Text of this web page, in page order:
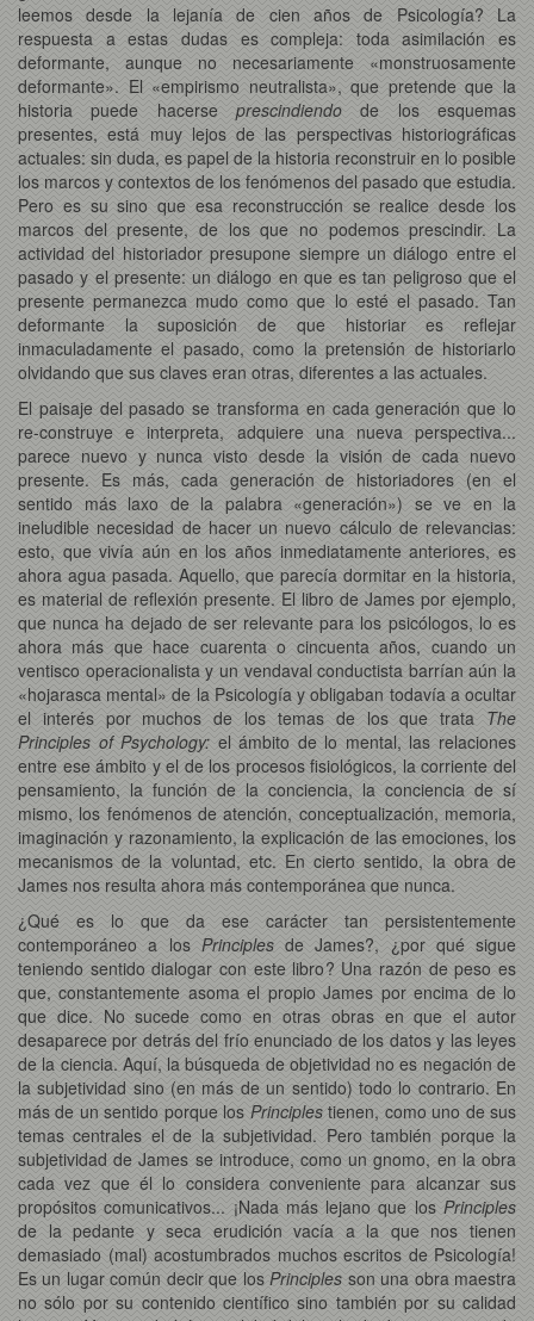
leemos desde la lejanía de cien años de Psicología? La
respuesta a estas dudas es compleja: toda asimilación es
deformante, aunque no necesariamente «monstruosamente
deformante». El «empirismo neutralista», que pretende que la
historia puede hacerse prescindiendo de los esquemas
presentes, está muy lejos de las perspectivas historiográficas
actuales: sin duda, es papel de la historia reconstruir en lo posible
los marcos y contextos de los fenómenos del pasado que estudia.
Pero es su sino que esa reconstrucción se realice desde los
marcos del presente, de los que no podemos prescindir. La
actividad del historiador presupone siempre un diálogo entre el
pasado y el presente: un diálogo en que es tan peligroso que el
presente permanezca mudo como que lo esté el pasado. Tan
deformante la suposición de que historiar es reflejar
inmaculadamente el pasado, como la pretensión de historiarlo
olvidando que sus claves eran otras, diferentes a las actuales.
El paisaje del pasado se transforma en cada generación que lo
re-construye e interpreta, adquiere una nueva perspectiva...
parece nuevo y nunca visto desde la visión de cada nuevo
presente. Es más, cada generación de historiadores (en el
sentido más laxo de la palabra «generación») se ve en la
ineludible necesidad de hacer un nuevo cálculo de relevancias:
esto, que vivía aún en los años inmediatamente anteriores, es
ahora agua pasada. Aquello, que parecía dormitar en la historia,
es material de reflexión presente. El libro de James por ejemplo,
que nunca ha dejado de ser relevante para los psicólogos, lo es
ahora más que hace cuarenta o cincuenta años, cuando un
ventisco operacionalista y un vendaval conductista barrían aún la
«hojarasca mental» de la Psicología y obligaban todavía a ocultar
el interés por muchos de los temas de los que trata The
Principles of Psychology: el ámbito de lo mental, las relaciones
entre ese ámbito y el de los procesos fisiológicos, la corriente del
pensamiento, la función de la conciencia, la conciencia de sí
mismo, los fenómenos de atención, conceptualización, memoria,
imaginación y razonamiento, la explicación de las emociones, los
mecanismos de la voluntad, etc. En cierto sentido, la obra de
James nos resulta ahora más contemporánea que nunca.
¿Qué es lo que da ese carácter tan persistentemente
contemporáneo a los Principlesde James?, ¿por qué sigue
teniendo sentido dialogar con este libro? Una razón de peso es
que, constantemente asoma el propio James por encima de lo
que dice. No sucede como en otras obras en que el autor
desaparece por detrás del frío enunciado de los datos y las leyes
de la ciencia. Aquí, la búsqueda de objetividad no es negación de
la subjetividad sino (en más de un sentido) todo lo contrario. En
más de un sentido porque los Principlestienen, como uno de sus
temas centrales el de la subjetividad. Pero también porque la
subjetividad de James se introduce, como un gnomo, en la obra
cada vez que él lo considera conveniente para alcanzar sus
propósitos comunicativos... ¡Nada más lejano que los Principles
de la pedante y seca erudición vacía a la que nos tienen
demasiado (mal) acostumbrados muchos escritos de Psicología!
Es un lugar común decir que los Principles son una obra maestra
no sólo por su contenido científico sino también por su calidad